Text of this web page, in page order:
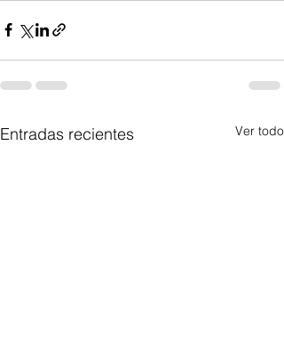
Entradas recientes Ver todo